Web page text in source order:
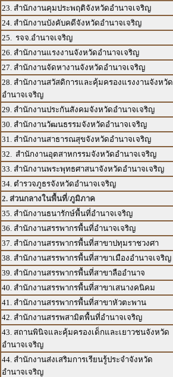
23. สำนักงานคุมประพฤติจังหวัดอำนาจเจริญ
24. สำนักงานบังคับคดีจังหวัดอำนาจเจริญ
25. รจจ.อำนาจเจริญ
26. สำนักงานแรงงานจังหวัดอำนาจเจริญ
27. สำนักงานจัดหางานจังหวัดอำนาจเจริญ
28. สำนักงานสวัสดิการและคุ้มครองแรงงานจังหวัด
อำนาจเจริญ
29. สำนักงานประกันสังคมจังหวัดอำนาจเจริญ
30. สำนักงานวัฒนธรรมจังหวัดอำนาจเจริญ
31. สำนักงานสาธารณสุขจังหวัดอำนาจเจริญ
32. สำนักงานอุตสาหกรรมจังหวัดอำนาจเจริญ
33. สำนักงานพระพุทธศาสนาจังหวัดอำนาจเจริญ
34. ตำรวจภูธรจังหวัดอำนาจเจริญ
2. ส่วนกลางในพื้นที่/ภูมิภาค
35. สำนักงานธนารักษ์พื้นที่อำนาจเจริญ
36. สำนักงานสรรพากรพื้นที่อำนาจเจริญ
37. สำนักงานสรรพากรพื้นที่สาขาปทุมราชวงศา
38. สำนักงานสรรพากรพื้นที่สาขาเมืองอำนาจเจริญ
39. สำนักงานสรรพากรพื้นที่สาขาลืออำนาจ
40. สำนักงานสรรพากรพื้นที่สาขาเสนางคนิคม
41. สำนักงานสรรพากรพื้นที่สาขาหัวตะพาน
42. สำนักงานสรรพสามิตพื้นที่อำนาจเจริญ
43. สถานพินิจและคุ้มครองเด็กและเยาวชนจังหวัด
อำนาจเจริญ
44. สำนักงานส่งเสริมการเรียนรู้ประจำจังหวัด
อำนาจเจริญ